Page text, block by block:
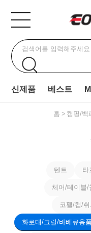
신제품 베스트
홈 캠핑/백
텐트 타
체어/테이블/
코펠/컵/
화로대/그릴/바베큐용품